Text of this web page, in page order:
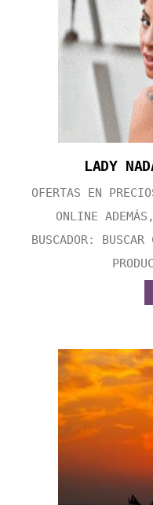
LADY
OFERTAS EN
ONLINE
BUSCADOR: BUSCAR